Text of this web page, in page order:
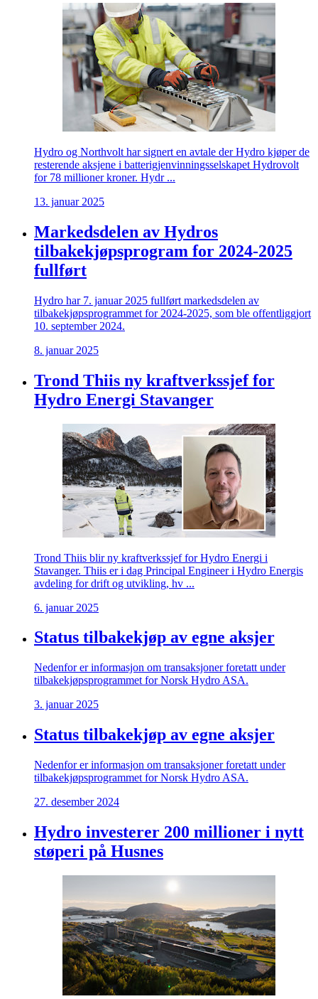
Hydro og Northvolt har signert en avtale der Hydro kjøper de
resterende aksjene i batterigjenvinningsselskapet Hydrovolt
for 78 millioner kroner. Hydr ...
13. januar 2025
Markedsdelen av Hydros
tilbakekjøpsprogram for 2024-2025
fullført
Hydro har 7. januar 2025 fullført markedsdelen av
tilbakekjøpsprogrammet for 2024-2025, som ble offentliggjort
10. september 2024.
8. januar 2025
Trond Thiis ny kraftverkssjef for
Hydro Energi Stavanger
Trond Thiis blir ny kraftverkssjef for Hydro Energi i
Stavanger. Thiis er i dag Principal Engineer i Hydro Energis
avdeling for drift og utvikling, hv ...
6. januar 2025
Status tilbakekjøp av egne aksjer
Nedenfor er informasjon om transaksjoner foretatt under
tilbakekjøpsprogrammet for Norsk Hydro ASA.
3. januar 2025
Status tilbakekjøp av egne aksjer
Nedenfor er informasjon om transaksjoner foretatt under
tilbakekjøpsprogrammet for Norsk Hydro ASA.
27. desember 2024
Hydro investerer 200 millioner i nytt
støperi på Husnes